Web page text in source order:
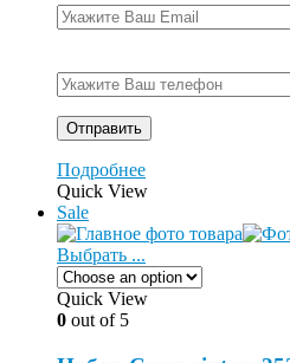
Подробнее
Quick View
Sale
Выбрать ...
Quick View
0 out of 5